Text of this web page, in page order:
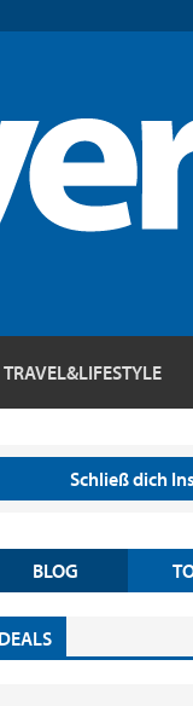
TRAVEL&LIFESTYLE
Schließ dich
BLOG
DEALS